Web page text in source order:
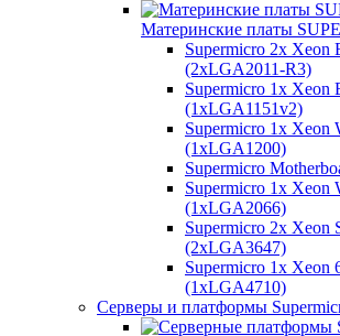
Материнские платы
Supermicro 2x Xeon
(2xLGA2011-R3)
Supermicro 1x Xeon
(1xLGA1151v2)
Supermicro 1x Xeon
(1xLGA1200)
Supermicro
Supermicro 1x Xeon
(1xLGA2066)
Supermicro 2x Xeon
(2xLGA3647)
Supermicro 1x Xeon
(1xLGA4710)
Серверы и платформы